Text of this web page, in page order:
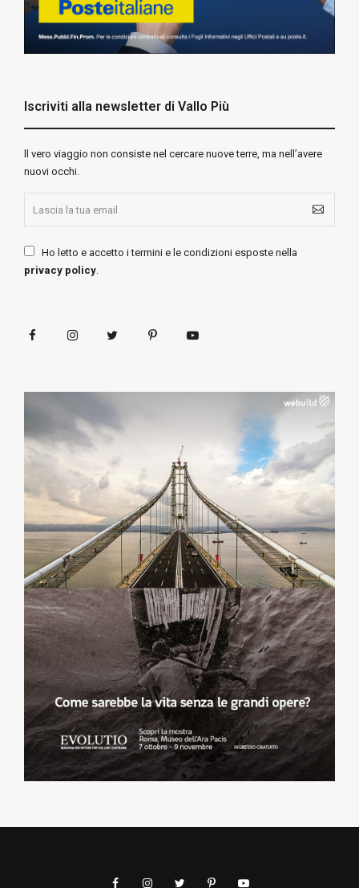
Iscriviti alla newsletter di Vallo Più
ll vero viaggio non consiste nel cercare nuove terre, ma nell’avere
nuovi occhi.
Ho letto e accetto i termini e le condizioni esposte nella
privacy policy.